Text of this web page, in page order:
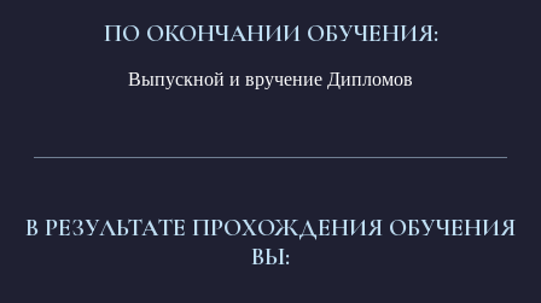
ПО ОКОНЧАНИИ ОБУЧЕНИЯ:
Выпускной и вручение Дипломов
В РЕЗУЛЬТАТЕ ПРОХОЖДЕНИЯ ОБУЧЕНИЯ
ВЫ: